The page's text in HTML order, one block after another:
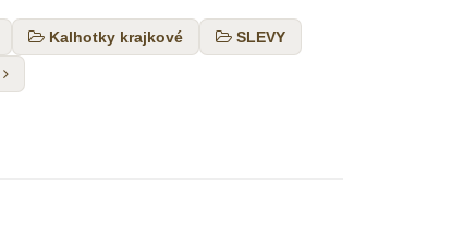
Kalhotky krajkové SLEVY